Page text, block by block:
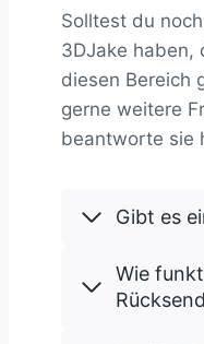
Solltest du
3DJake haben,
diesen Bereich
gerne weitere
beantworte sie
Gibt es
Wie